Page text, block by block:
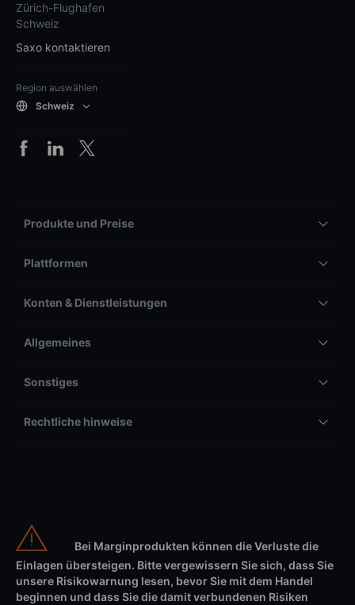
Zürich-Flughafen
Schweiz
Saxo kontaktieren
Region auswählen
Schweiz
Produkte und Preise
Plattformen
Konten & Dienstleistungen
Allgemeines
Sonstiges
Rechtliche hinweise
Bei Marginprodukten können die Verluste die
Einlagen übersteigen. Bitte vergewissern Sie sich, dass Sie
unsere Risikowarnung lesen, bevor Sie mit dem Handel
beginnen und dass Sie die damit verbundenen Risiken